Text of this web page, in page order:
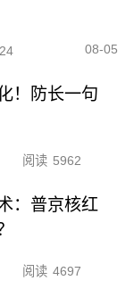
08-05
！防长一句
阅读 5962
：普京核红
阅读 4697